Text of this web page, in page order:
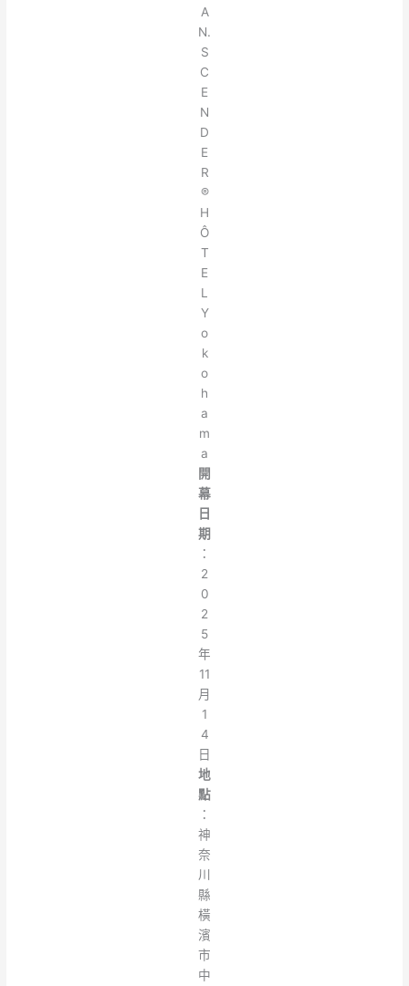
A
N.
S
C
E
N
D
E
R
®
H
Ô
T
E
L
Y
o
k
o
h
a
m
a
開
幕
日
期
：
2
0
2
5
年
11
月
1
4
日
地
點
：
神
奈
川
縣
橫
濱
市
中